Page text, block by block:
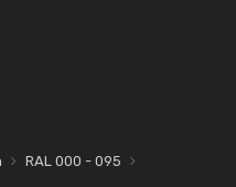
RAL 000 - 095